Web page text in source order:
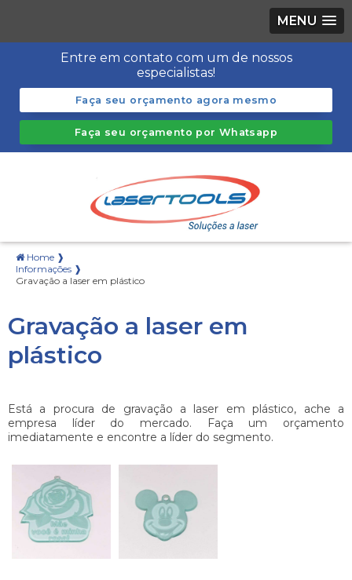
MENU
Entre em contato com um de nossos
especialistas!
Faça seu orçamento agora mesmo
Faça seu orçamento por Whatsapp
Home ❱
Informações ❱
Gravação a laser em plástico
Gravação a laser em
plástico
Está a procura de gravação a laser em plástico, ache a
empresa líder do mercado. Faça um orçamento
imediatamente e encontre a líder do segmento.